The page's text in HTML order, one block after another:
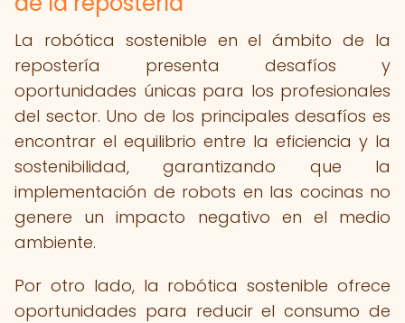
La robótica sostenible en el ámbito de la
repostería presenta desafíos y
oportunidades únicas para los profesionales
del sector. Uno de los principales desafíos es
encontrar el equilibrio entre la eficiencia y la
sostenibilidad, garantizando que la
implementación de robots en las cocinas no
genere un impacto negativo en el medio
ambiente.
Por otro lado, la robótica sostenible ofrece
oportunidades para reducir el consumo de